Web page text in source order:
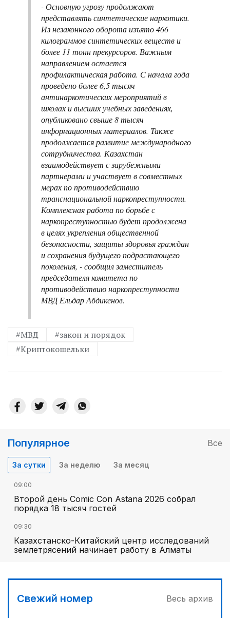
- Основную угрозу продолжают
представлять синтетические наркотики.
Из незаконного оборота изъято 466
килограммов синтетических веществ и
более 11 тонн прекурсоров. Важным
направлением остается
профилактическая работа. С начала года
проведено более 6,5 тысяч
антинаркотических мероприятий в
школах и высших учебных заведениях,
опубликовано свыше 8 тысяч
информационных материалов. Также
продолжается развитие международного
сотрудничества. Казахстан
взаимодействует с зарубежными
партнерами и участвует в совместных
мерах по противодействию
транснациональной наркопреступности.
Комплексная работа по борьбе с
наркопреступностью будет продолжена
в целях укрепления общественной
безопасности, защиты здоровья граждан
и сохранения будущего подрастающего
поколения, - сообщил заместитель
председателя комитета по
противодействию наркопреступности
МВД Ельдар Абдикенов.
#МВД
#закон и порядок
#Криптокошельки
Популярное Все
За сутки За неделю За месяц
09:00
Второй день Comic Con Astana 2026 собрал
порядка 18 тысяч гостей
09:30
Казахстанско-Китайский центр исследований
землетрясений начинает работу в Алматы
Свежий номер Весь архив